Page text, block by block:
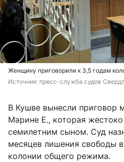
Женщину приговорили к 3,5 годам
Источник: пресс-служба судов
В Кушве вынесли приговор
Марине Е., которая
семилетним сыном. Суд
месяцев лишения свободы
колонии общего режима.